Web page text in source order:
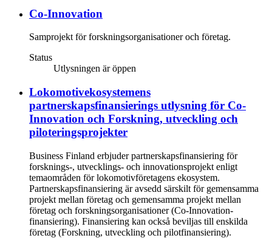
Co-Innovation
Samprojekt för forskningsorganisationer och företag.
Status
Utlysningen är öppen
Lokomotivekosystemens
partnerskapsfinansierings utlysning för Co-
Innovation och Forskning, utveckling och
piloteringsprojekter
Business Finland erbjuder partnerskapsfinansiering för
forsknings-, utvecklings- och innovationsprojekt enligt
temaområden för lokomotivföretagens ekosystem.
Partnerskapsfinansiering är avsedd särskilt för gemensamma
projekt mellan företag och gemensamma projekt mellan
företag och forskningsorganisationer (Co-Innovation-
finansiering). Finansiering kan också beviljas till enskilda
företag (Forskning, utveckling och pilotfinansiering).